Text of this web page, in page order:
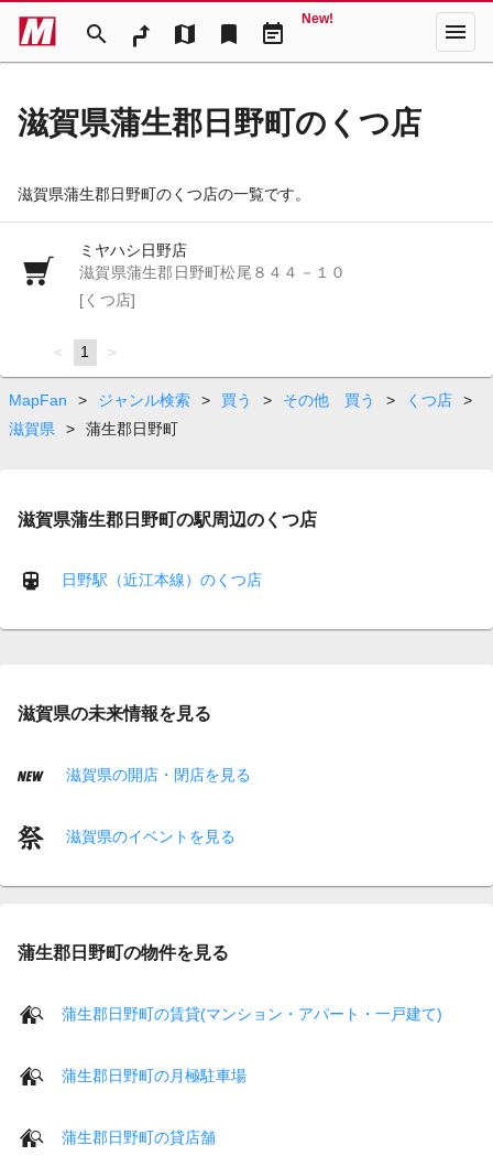
search map bookmark event_note
New! menu
滋賀県蒲生郡日野町のくつ店
滋賀県蒲生郡日野町のくつ店の一覧です。
ミヤハシ日野店
滋賀県蒲生郡日野町松尾８４４－１０
[くつ店]
page
You're
on
page
1 page
MapFan > ジャンル検索 > 買う > その他 買う > くつ店
>
滋賀県
> 蒲生郡日野町
滋賀県蒲生郡日野町の駅周辺のくつ店
日野駅（近江本線）のくつ店
滋賀県の未来情報を見る
滋賀県の開店・閉店を見る
滋賀県のイベントを見る
蒲生郡日野町の物件を見る
蒲生郡日野町の賃貸(マンション・アパート・一戸建て)
蒲生郡日野町の月極駐車場
蒲生郡日野町の貸店舗